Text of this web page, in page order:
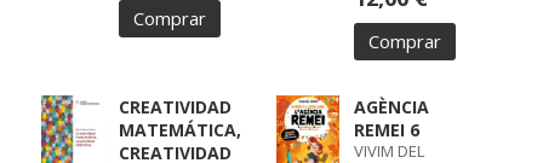
Comprar
Comprar
CREATIVIDAD
MATEMÁTICA,
CREATIVIDAD
AGÈNCIA
REMEI 6
VIVIM DEL